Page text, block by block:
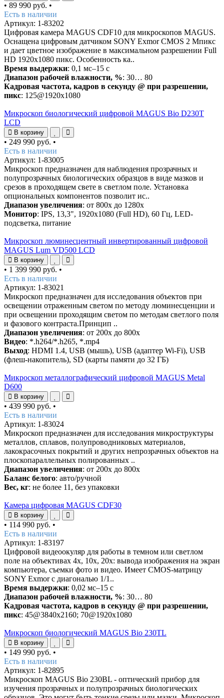
• 89 990 руб. •
Есть в наличии
Артикул: 1-83202
Цифровая камера MAGUS CDF10 для микроскопов MAGUS.
Оснащена цифровым датчиком SONY Exmor CMOS 2 Мпикс
и дает цветное изображение в максимальном разрешении Full
HD 1920x1080 пикс. Особенность ка..
Время выдержки: 0,1 мс–15 с
Диапазон рабочей влажности, %: 30… 80
Кадровая частота, кадров в секунду @ при разрешении,
пикс: 125@1920x1080
Микроскоп биологический цифровой MAGUS Bio D230T
LCD
В корзину
• 249 990 руб. •
Есть в наличии
Артикул: 1-83005
Микроскоп предназначен для наблюдения прозрачных и
полупрозрачных биологических образцов в виде мазков и
срезов в проходящем свете в светлом поле. Установка
опциональных компонентов позволит ис..
Диапазон увеличения: от 800х до 1280х
Монитор: IPS, 13,3", 1920x1080 (Full HD), 60 Гц, LED-
подсветка, питание
Микроскоп люминесцентный инвертированный цифровой
MAGUS Lum VD500 LCD
В корзину
• 1 399 990 руб. •
Есть в наличии
Артикул: 1-83021
Микроскоп предназначен для исследования объектов при
освещении отраженным светом по методу люминесценции и
при освещении проходящим светом по методам светлого поля
и фазового контраста.Принцип ..
Диапазон увеличения: от 200х до 800х
Видео: *.h264/*.h265, *.mp4
Выход: HDMI 1.4, USB (мышь), USB (адаптер Wi-Fi), USB
(флеш-накопитель), SD (карты памяти до 32 ГБ)
Микроскоп металлографический цифровой MAGUS Metal
D600
В корзину
• 439 990 руб. •
Есть в наличии
Артикул: 1-83024
Микроскоп предназначен для исследования микроструктуры
металлов, сплавов, полупроводниковых материалов,
лакокрасочных покрытий и других непрозрачных объектов на
плоскопараллельных полированных ..
Диапазон увеличения: от 200х до 800х
Баланс белого: авто/ручной
Вес, кг: не более 11, без упаковки
Камера цифровая MAGUS CDF30
В корзину
• 114 990 руб. •
Есть в наличии
Артикул: 1-83197
Цифровой видеоокуляр для работы в темном или светлом
поле на объективах 4х, 10х, 20х: вывода изображения на экран
компьютера, съемки фото и видео. Имеет CMOS-матрицу
SONY Exmor с диагональю 1/1..
Время выдержки: 0,02 мс–15 с
Диапазон рабочей влажности, %: 30… 80
Кадровая частота, кадров в секунду @ при разрешении,
пикс: 45@3840x2160; 70@1920x1080
Микроскоп биологический MAGUS Bio 230TL
В корзину
• 149 990 руб. •
Есть в наличии
Артикул: 1-82895
Микроскоп MAGUS Bio 230BL - оптический прибор для
изучения прозрачных и полупрозрачных биологических